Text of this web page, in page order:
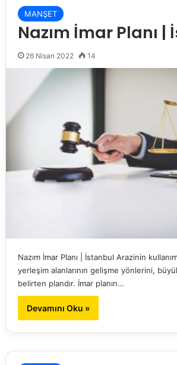
MANŞET
Nazım İmar Planı
26 Nisan 2022 14
Nazım İmar Planı | İstanbul Arazinin
yerleşim alanlarının gelişme yönlerini,
belirten plandır. İmar planın…
Devamını Oku »